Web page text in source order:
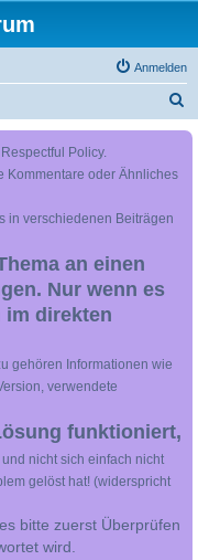
Anmelden
Policy.
Kommentare oder Ähnliches
in verschiedenen Beiträgen
an einen
Nur wenn es
im direkten
gehören Informationen wie
verwendete
funktioniert,
und nicht sich einfach nicht
gelöst hat! (widerspricht
bitte zuerst Überprüfen
wird.